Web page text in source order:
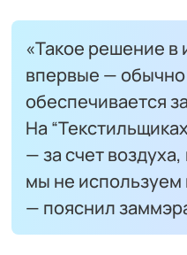
«Такое решение в
впервые —
обеспечивается
На
— за счет
мы не
— пояснил